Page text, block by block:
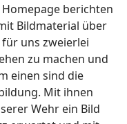
berichten
Bildmaterial über
uns zweierlei
zu machen und
einen sind die
Mit ihnen
Wehr ein Bild